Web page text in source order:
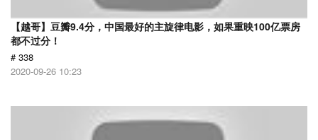
【越哥】豆瓣9.4分，中国最好的主旋律电影，如果重映100亿票房
都不过分！
# 338
2020-09-26 10:23